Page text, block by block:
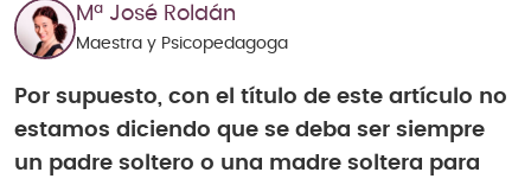
Mª José Roldán
Maestra y Psicopedagoga
Por supuesto, con el título de este artículo no
estamos diciendo que se deba ser siempre
un padre soltero o una madre soltera para